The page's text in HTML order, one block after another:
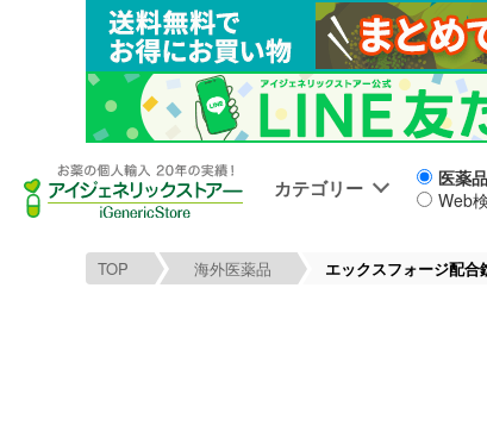
カテゴリー
医薬
Web
TOP 海外医薬品 エックスフォージ配合